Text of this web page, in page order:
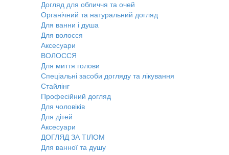
Догляд для обличчя та очей
Органічний та натуральний догляд
Для ванни і душа
Для волосся
Аксесуари
ВОЛОССЯ
Для миття голови
Спеціальні засоби догляду та лікування
Стайлінг
Професійний догляд
Для чоловіків
Для дітей
Аксесуари
ДОГЛЯД ЗА ТІЛОМ
Для ванної та душу